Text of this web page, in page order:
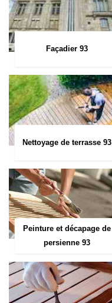
Façadier 93
Nettoyage de terrasse 93
Peinture et décapage de
persienne 93